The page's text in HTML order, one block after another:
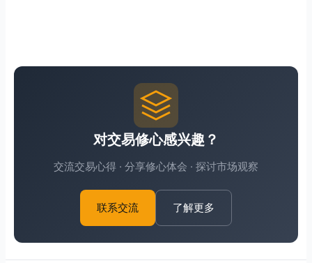
对交易修心感兴趣？
交流交易心得 · 分享修心体会 · 探讨市场观察
联系交流 了解更多